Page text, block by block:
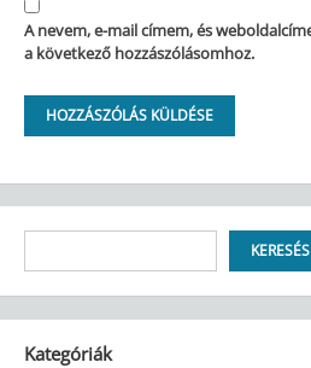
A nevem, e-mail címem, és
a következő hozzászólásomhoz.
KERESÉS
Kategóriák